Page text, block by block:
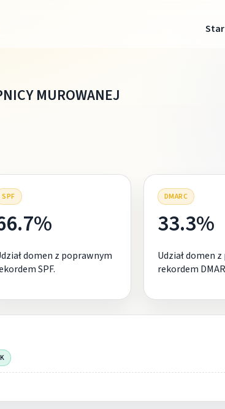
MUROWANEJ
SPF
domen z poprawnym
SPF.
DMARC
33.3%
Udział domen
rekordem